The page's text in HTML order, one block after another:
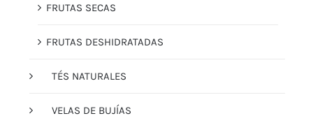
FRUTAS SECAS
FRUTAS DESHIDRATADAS
TÉS NATURALES
VELAS DE BUJÍAS